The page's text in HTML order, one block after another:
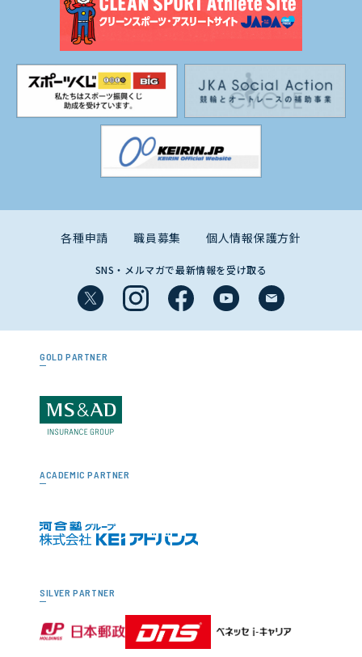
各種申請 職員募集 個人情報保護方針
SNS・メルマガで最新情報を受け取る
GOLD PARTNER
ACADEMIC PARTNER
SILVER PARTNER